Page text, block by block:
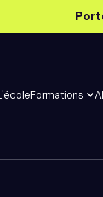
Formations